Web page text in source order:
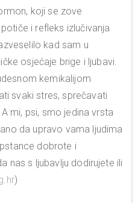
koji se zove
i refleks izlučivanja
kad sam u
osjećaje brige i ljubavi.
kemikalijom
svaki stres, sprečavati
mi, psi, smo jedina vrsta
da upravo vama ljudima
dobrote i
nas s ljubavlju dodirujete ili
)